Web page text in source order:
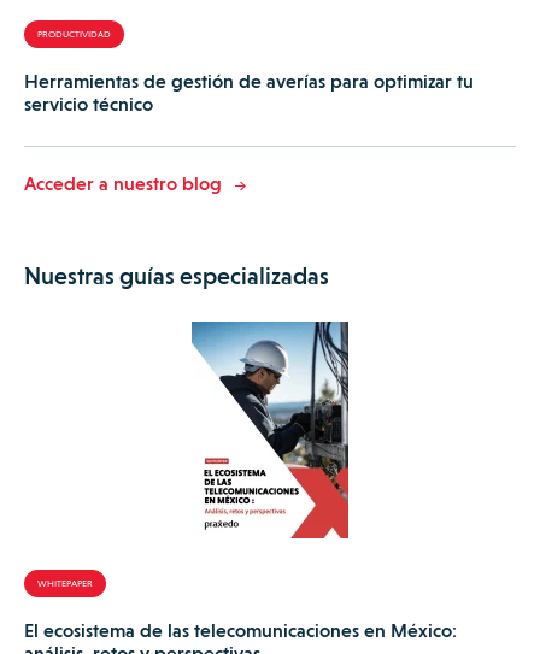
PRODUCTIVIDAD
Herramientas de gestión de averías para optimizar tu
servicio técnico
Acceder a nuestro blog
Nuestras guías especializadas
WHITEPAPER
El ecosistema de las telecomunicaciones en México: